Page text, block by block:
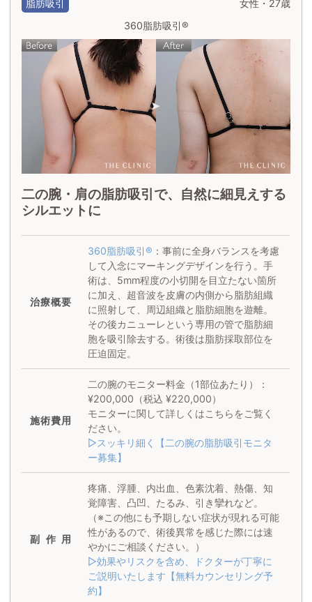
脂肪吸引
女性・27歳
360脂肪吸引®
二の腕・肩の脂肪吸引で、自然に細見えする
シルエットに
治療概要
360脂肪吸引® ：事前に全身バランスを考慮
して入念にマーキングデザインを行う。手
術は、5mm程度の小切開を目立たない箇所
に加え、超音波を皮膚の内側から脂肪組織
に照射して、周辺組織と脂肪細胞を遊離。
その後カニューレという専用の管で脂肪細
胞を吸引除去する。術後は脂肪採取部位を
圧迫固定。
施術費用
二の腕のモニター料金（1部位あたり）：
¥200,000（税込 ¥220,000）
モニターに関して詳しくはこちらをご覧く
ださい。
▷スッキリ細く【二の腕の脂肪吸引モニタ
ー募集】
副作用
疼痛、浮腫、内出血、色素沈着、熱傷、知
覚障害、凸凹、たるみ、引き攣れなど。
（※この他にも予期しない症状が現れる可能
性があるので、術後異常を感じた際には速
やかにご相談ください。）
▷効果やリスクを含め、ドクターが丁寧に
ご説明いたします【無料カウンセリング予
約】